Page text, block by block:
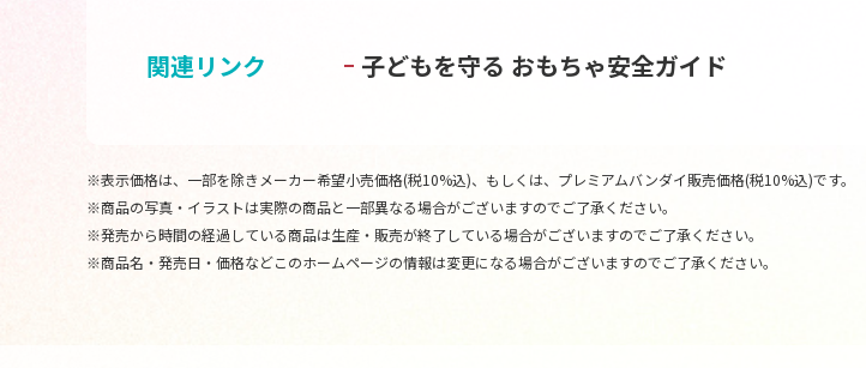
関連リンク 子どもを守る おもちゃ安全ガイド
※表示価格は、一部を除きメーカー希望小売価格(税10%込)、もしくは、プレミアムバンダイ販売価格(税10%込)です。
※商品の写真・イラストは実際の商品と一部異なる場合がございますのでご了承ください。
※発売から時間の経過している商品は生産・販売が終了している場合がございますのでご了承ください。
※商品名・発売日・価格などこのホームページの情報は変更になる場合がございますのでご了承ください。